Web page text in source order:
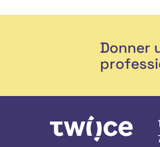
Donner